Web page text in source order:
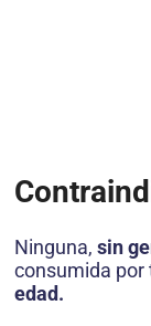
Ninguna, sin
consumida por
edad.